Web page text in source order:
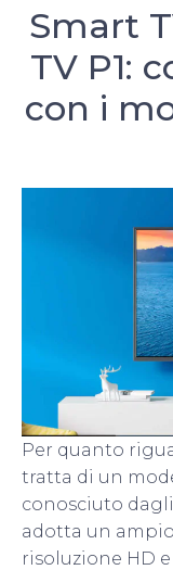
Smart
TV P1:
con i
Per quanto
tratta di un
conosciuto
adotta un
risoluzione HD e